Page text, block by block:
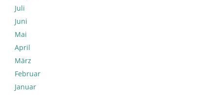
Juli
Juni
Mai
April
März
Februar
Januar